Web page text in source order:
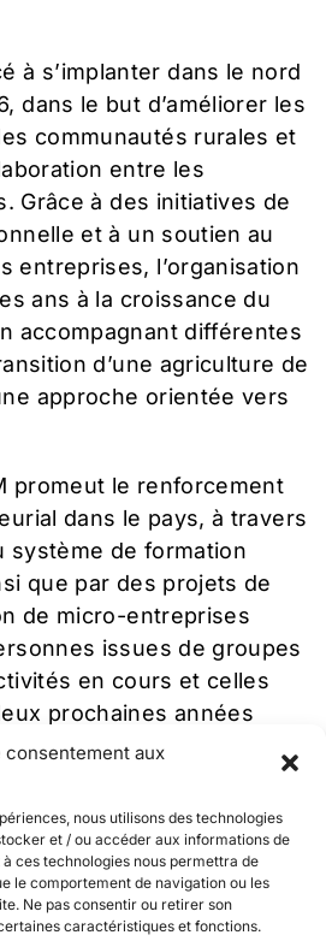
consentement aux
nous utilisons des technologies
et / ou accéder aux informations de
ces technologies nous permettra de
le comportement de navigation ou les
Ne pas consentir ou retirer son
caractéristiques et fonctions.
à s’implanter dans le nord
dans le but d’améliorer les
communautés rurales et
entre les
Grâce à des initiatives de
et à un soutien au
entreprises, l’organisation
ans à la croissance du
accompagnant différentes
d’une agriculture de
approche orientée vers
promeut le renforcement
dans le pays, à travers
système de formation
que par des projets de
de micro-entreprises
issues de groupes
en cours et celles
prochaines années
systèmes de
à rendre l’accès à l’emploi
les services publics
territorial.
répondre aux besoins en
d’inclusion sociale, il est